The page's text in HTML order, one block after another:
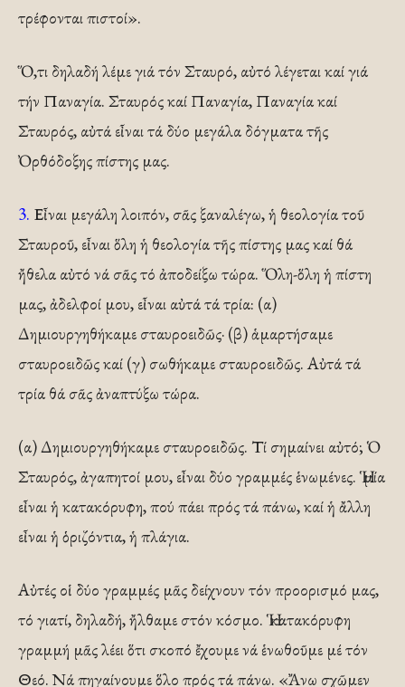
τρέφονται πιστοί».
Ὅ,τι δηλαδή λέμε γιά τόν Σταυρό, αὐτό λέγεται καί γιά
τήν Παναγία. Σταυρός καί Παναγία, Παναγία καί
Σταυρός, αὐτά εἶναι τά δύο μεγάλα δόγματα τῆς
Ὀρθόδοξης πίστης μας.
3. Εἶναι μεγάλη λοιπόν, σᾶς ξαναλέγω, ἡ θεολογία τοῦ
Σταυροῦ, εἶναι ὅλη ἡ θεολογία τῆς πίστης μας καί θά
ἤθελα αὐτό νά σᾶς τό ἀποδείξω τώρα. Ὅλη-ὅλη ἡ πίστη
μας, ἀδελφοί μου, εἶναι αὐτά τά τρία: (α)
Δημιουργηθήκαμε σταυροειδῶς· (β) ἁμαρτήσαμε
σταυροειδῶς καί (γ) σωθήκαμε σταυροειδῶς. Αὐτά τά
τρία θά σᾶς ἀναπτύξω τώρα.
(α) Δημιουργηθήκαμε σταυροειδῶς. Τί σημαίνει αὐτό; Ὁ
Σταυρός, ἀγαπητοί μου, εἶναι δύο γραμμές ἑνωμένες. Ἡ μία
εἶναι ἡ κατακόρυφη, πού πάει πρός τά πάνω, καί ἡ ἄλλη
εἶναι ἡ ὁριζόντια, ἡ πλάγια.
Αὐτές οἱ δύο γραμμές μᾶς δείχνουν τόν προορισμό μας,
τό γιατί, δηλαδή, ἤλθαμε στόν κόσμο. Ἡ κατακόρυφη
γραμμή μᾶς λέει ὅτι σκοπό ἔχουμε νά ἑνωθοῦμε μέ τόν
Θεό. Νά πηγαίνουμε ὅλο πρός τά πάνω. «Ἄνω σχῶμεν